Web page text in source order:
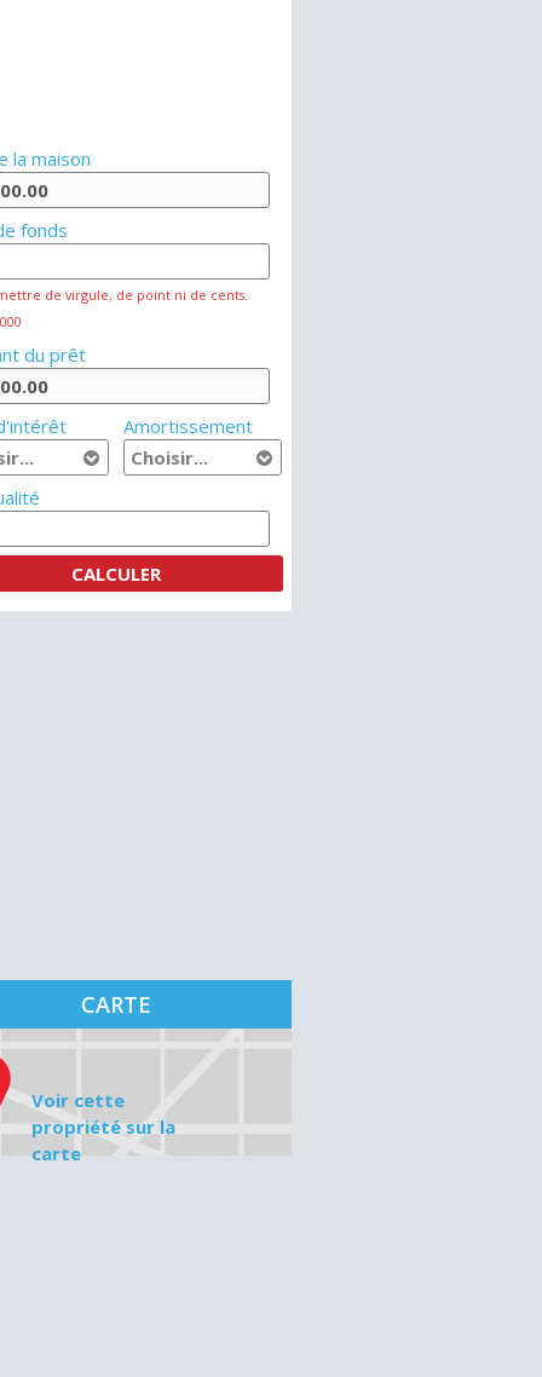
la maison
fonds
de virgule, de point ni de cents.
du prêt
Amortissement
CARTE
Voir cette
propriété sur la
carte